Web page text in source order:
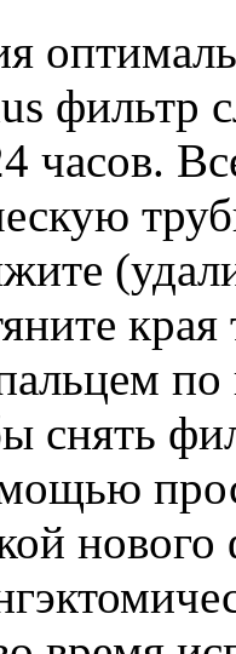
фильтр
часов.
снять